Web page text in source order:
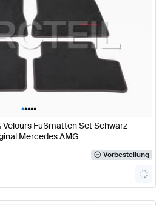
•••••
Velours Fußmatten Set Schwarz
Mercedes AMG
Vorbestellung